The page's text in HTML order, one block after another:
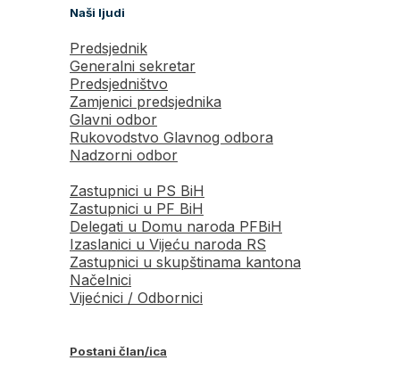
Naši ljudi
Predsjednik
Generalni sekretar
Predsjedništvo
Zamjenici predsjednika
Glavni odbor
Rukovodstvo Glavnog odbora
Nadzorni odbor
Zastupnici u PS BiH
Zastupnici u PF BiH
Delegati u Domu naroda PFBiH
Izaslanici u Vijeću naroda RS
Zastupnici u skupštinama kantona
Načelnici
Vijećnici / Odbornici
Postani član/ica